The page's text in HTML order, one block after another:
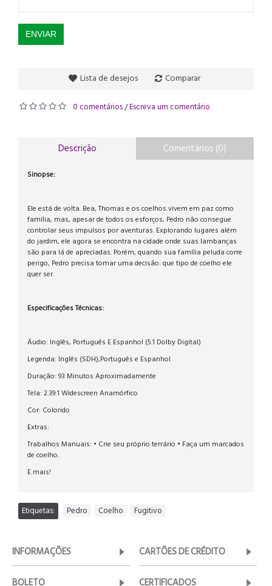
ENVIAR
Lista de desejos Comparar
0 comentários/Escreva um comentário
Descrição Comentários (0)
Sinopse:
Ele está de volta. Bea, Thomas e os coelhos vivem em paz como
família, mas, apesar de todos os esforços, Pedro não consegue
controlar seus impulsos por aventuras. Explorando lugares além
do jardim, ele agora se encontra na cidade onde suas lambanças
são para lá de apreciadas. Porém, quando sua família peluda corre
perigo, Pedro precisa tomar uma decisão: que tipo de coelho ele
quer ser.
Especificações Técnicas:
Áudio: Inglês, Português E Espanhol (5.1 Dolby Digital)
Legenda: Inglês (SDH),Português e Espanhol
Duração: 93 Minutos Aproximadamente
Tela: 2.39:1 Widescreen Anamórfico
Cor: Colorido
Extras:
Trabalhos Manuais: • Crie seu próprio terrário • Faça um marcados
de coelho.
E mais!
Etiquetas: Pedro Coelho Fugitivo
INFORMAÇÕES CARTÕES DE CRÉDITO
BOLETO CERTIFICADOS